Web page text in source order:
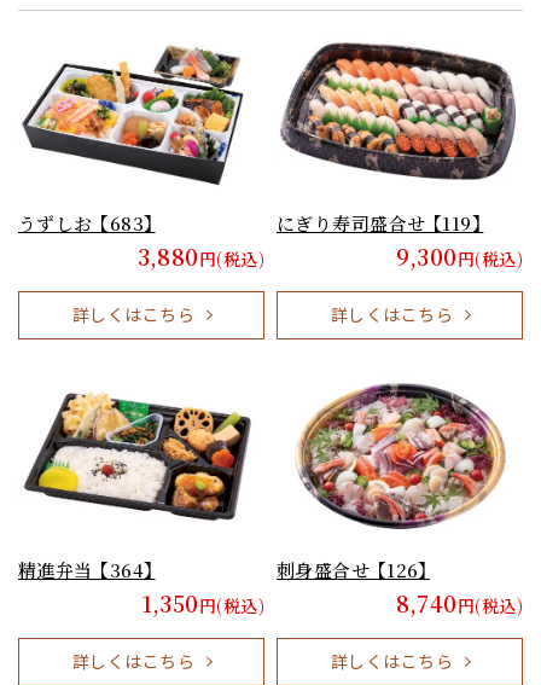
うずしお 【683】
3,880円(税込)
詳しくはこちら
にぎり寿司盛合せ 【119】
9,300円(税込)
詳しくはこちら
精進弁当 【364】
1,350円(税込)
詳しくはこちら
刺身盛合せ 【126】
8,740円(税込)
詳しくはこちら